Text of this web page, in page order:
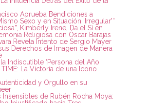
Aprueba Bendiciones a
Sexo y en Situación ‘Irregular'”
Kimberly Irene, Da el Sí en
Religiosa con Óscar Barajas
Revela Intento de Sergio Mayer
Derechos de Imagen de Manera
Indiscutible ‘Persona del Año
TIME: La Victoria de una Icono
y Orgullo en su
Insensibles de Rubén Rocha Moya: